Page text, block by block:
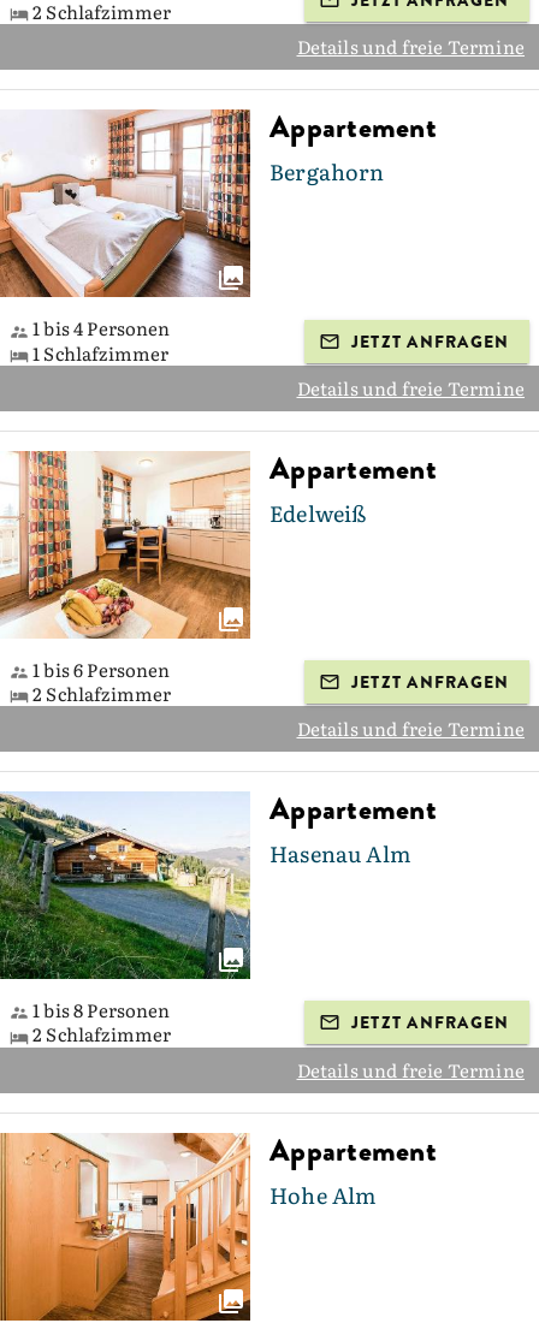
2 Schlafzimmer
Details und freie Termine
Appartement
Bergahorn
1 bis 4 Personen
1 Schlafzimmer
JETZT ANFRAGEN
Details und freie Termine
Appartement
Edelweiß
1 bis 6 Personen
2 Schlafzimmer
JETZT ANFRAGEN
Details und freie Termine
Appartement
Hasenau Alm
1 bis 8 Personen
2 Schlafzimmer
JETZT ANFRAGEN
Details und freie Termine
Appartement
Hohe Alm